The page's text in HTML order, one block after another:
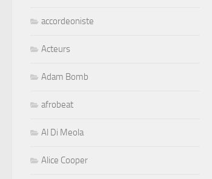
accordeoniste
Acteurs
Adam Bomb
afrobeat
Al Di Meola
Alice Cooper